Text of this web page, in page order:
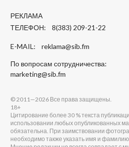
РЕКЛАМА
ТЕЛЕФОН: 8(383) 209-21-22
E-MAIL: reklama@sib.fm
По вопросам сотрудничества:
marketing@sib.fm
© 2011—2026 Все права защищены.
18+
Цитирование более 30 % текста
использовании любых опубликованных
обязательна. При заимствовании
необходимо также указать имя и фамилию